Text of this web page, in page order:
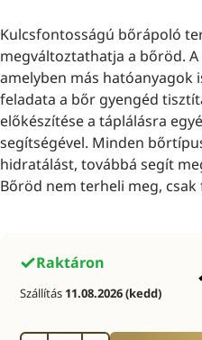
Kulcsfontosságú bőrápoló
megváltoztathatja a bőröd.
amelyben más hatóanyagok
feladata a bőr gyengéd
előkészítése a táplálásra
segítségével. Minden
hidratálást, továbbá segít
Bőröd nem terheli meg,
Raktáron
Szállítás 11.08.2026 (kedd)